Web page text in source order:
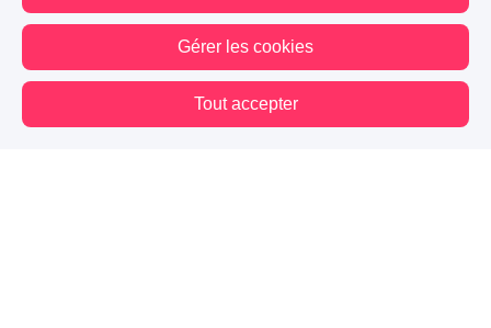
Gérer les cookies
Tout accepter